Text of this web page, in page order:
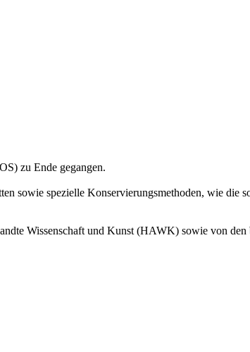
zu Ende gegangen.
sowie spezielle Konservierungsmethoden, wie die
Wissenschaft und Kunst (HAWK) sowie von